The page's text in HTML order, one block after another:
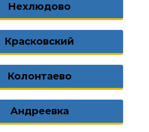
Нехлюдово
Красковский
Колонтаево
Андреевка